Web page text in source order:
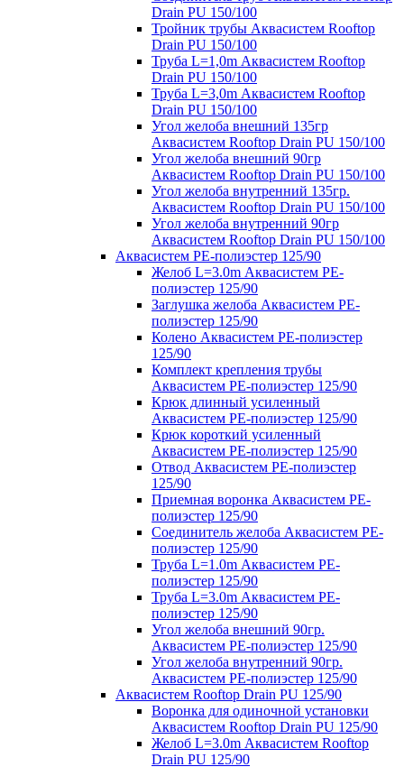
Drain PU 150/100
Тройник трубы Аквасистем Rooftop
Drain PU 150/100
Труба L=1,0m Аквасистем Rooftop
Drain PU 150/100
Труба L=3,0m Аквасистем Rooftop
Drain PU 150/100
Угол желоба внешний 135гр
Аквасистем Rooftop Drain PU 150/100
Угол желоба внешний 90гр
Аквасистем Rooftop Drain PU 150/100
Угол желоба внутренний 135гр.
Аквасистем Rooftop Drain PU 150/100
Угол желоба внутренний 90гр
Аквасистем Rooftop Drain PU 150/100
Аквасистем PE-полиэстер 125/90
Желоб L=3.0m Аквасистем PE-
полиэстер 125/90
Заглушка желоба Аквасистем PE-
полиэстер 125/90
Колено Аквасистем PE-полиэстер
125/90
Комплект крепления трубы
Аквасистем PE-полиэстер 125/90
Крюк длинный усиленный
Аквасистем PE-полиэстер 125/90
Крюк короткий усиленный
Аквасистем PE-полиэстер 125/90
Отвод Аквасистем РЕ-полиэстер
125/90
Приемная воронка Аквасистем PE-
полиэстер 125/90
Соединитель желоба Аквасистем PE-
полиэстер 125/90
Труба L=1.0m Аквасистем PE-
полиэстер 125/90
Труба L=3.0m Аквасистем PE-
полиэстер 125/90
Угол желоба внешний 90гр.
Аквасистем PE-полиэстер 125/90
Угол желоба внутренний 90гр.
Аквасистем PE-полиэстер 125/90
Аквасистем Rooftop Drain PU 125/90
Воронка для одиночной установки
Аквасистем Rooftop Drain PU 125/90
Желоб L=3.0m Аквасистем Rooftop
Drain PU 125/90